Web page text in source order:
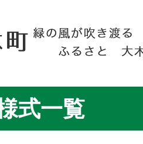
式一覧